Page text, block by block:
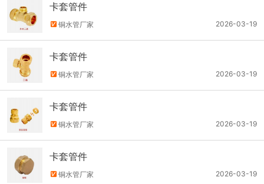
卡套管件
2026-03-19
铜水管厂家
卡套管件
2026-03-19
铜水管厂家
卡套管件
2026-03-19
铜水管厂家
卡套管件
2026-03-19
铜水管厂家